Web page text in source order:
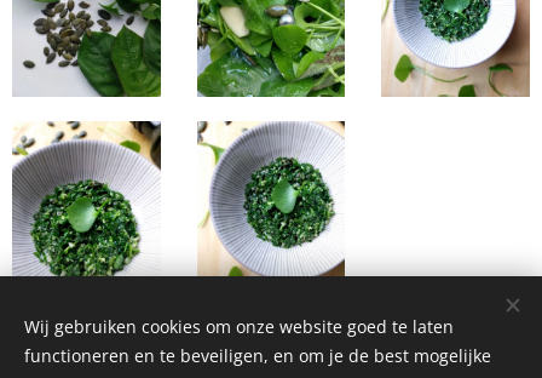
Wij gebruiken cookies om onze website goed te laten
functioneren en te beveiligen, en om je de best mogelijke